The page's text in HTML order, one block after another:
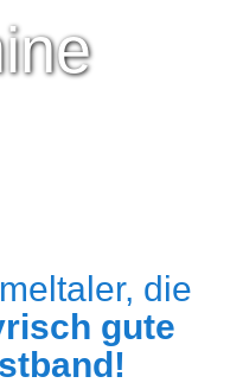
die
gute